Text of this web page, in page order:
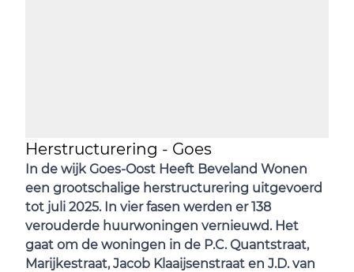
Herstructurering - Goes
In de wijk Goes-Oost Heeft Beveland Wonen
een grootschalige herstructurering uitgevoerd
tot juli 2025. In vier fasen werden er 138
verouderde huurwoningen vernieuwd. Het
gaat om de woningen in de P.C. Quantstraat,
Marijkestraat, Jacob Klaaijsenstraat en J.D. van